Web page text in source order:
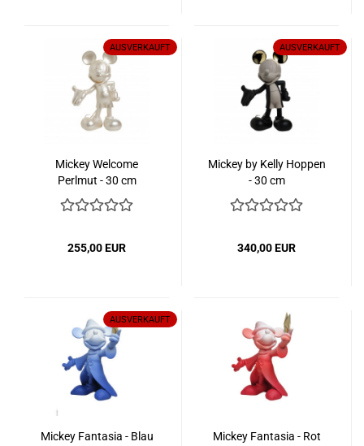
AUSVERKAUFT
Mickey Welcome
Perlmut - 30 cm
255,00 EUR
AUSVERKAUFT
Mickey by Kelly Hoppen
- 30 cm
340,00 EUR
AUSVERKAUFT
Mickey Fantasia - Blau Mickey Fantasia - Rot